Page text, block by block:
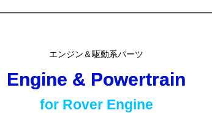
エンジン＆駆動系パーツ
Engine & Powertrain
for Rover Engine